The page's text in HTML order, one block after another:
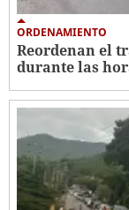
ORDENAMIENTO
Reordenan el
durante las